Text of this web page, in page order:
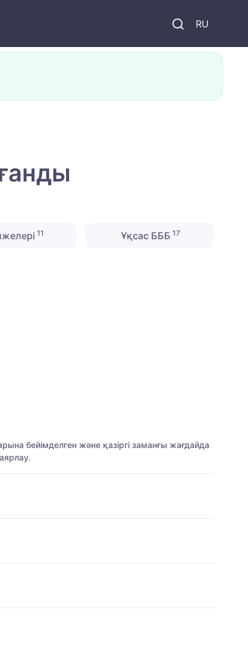
RU
11 Ұқсас БББ 17
бейімделген және қазіргі заманғы жағдайда